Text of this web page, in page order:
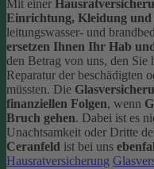
Mit einer
Einrichtung, Kleidung und
leitungswasser- und
ersetzen Ihnen Ihr Hab
den Betrag von uns, den Sie
Reparatur der beschädigten
müssten. Die
finanziellen Folgen, wenn
Bruch gehen. Dabei ist es
Unachtsamkeit oder Dritte
Ceranfeld ist bei uns
Hausratversicherung